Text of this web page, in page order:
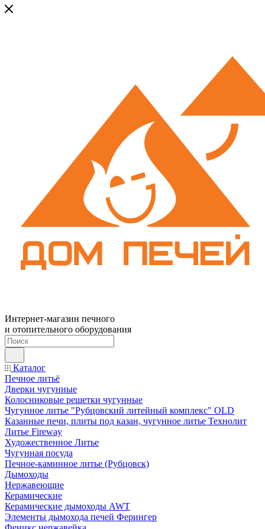
Интернет-магазин печного
и отопительного оборудования
Каталог
Печное литьё
Дверки чугунные
Колосниковые решетки чугунные
Чугунное литье "Рубцовский литейный комплекс" OLD
Казанные печи, плиты под казан, чугунное литье Технолит
Литье Fireway
Художественное Литье
Чугунная посуда
Печное-каминное литье (Рубцовск)
Дымоходы
Нержавеющие
Керамические
Керамические дымоходы AWT
Элементы дымохода печей Ферингер